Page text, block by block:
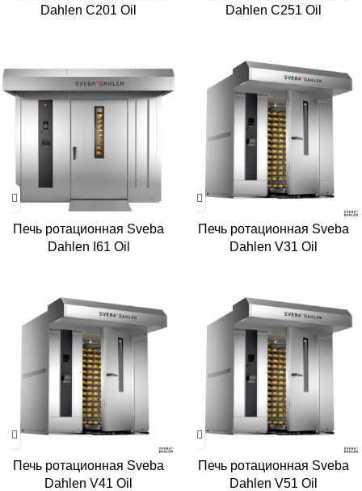
Dahlen C201 Oil
Dahlen C251 Oil
Печь ротационная Sveba
Dahlen I61 Oil
Печь ротационная Sveba
Dahlen V31 Oil
Печь ротационная Sveba
Dahlen V41 Oil
Печь ротационная Sveba
Dahlen V51 Oil